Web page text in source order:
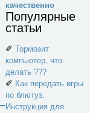
качественно
Популярные
статьи
✐ Тормозит
компьютер, что
делать ???
✐ Как передать игры
по блютуз.
Инструкция для